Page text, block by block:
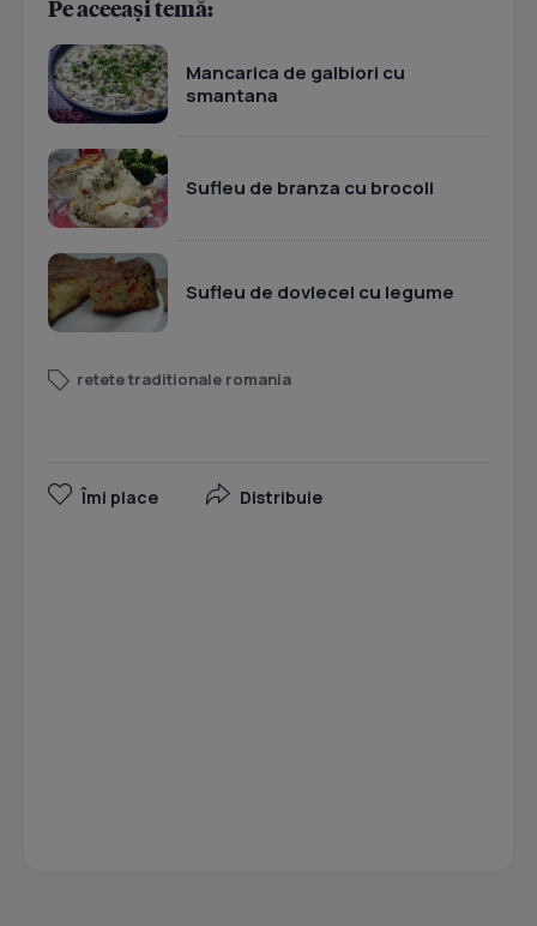
Pe aceeași temă:
Mancarica de galbiori cu
smantana
Sufleu de branza cu brocoli
Sufleu de dovlecel cu legume
retete traditionale romania
Îmi place Distribuie